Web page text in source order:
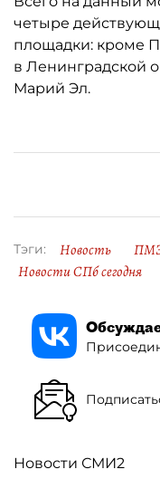
четыре
площадки: кроме
в Ленинградской
Марий Эл.
Тэги: Новость
Новости СПб сегодня
Новости СМИ2